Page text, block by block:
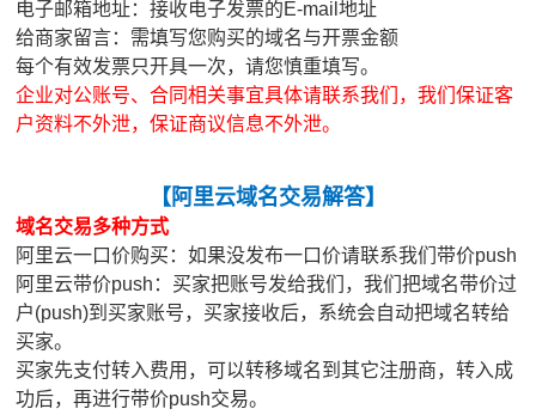
电子邮箱地址：接收电子发票的E-mail地址
给商家留言：需填写您购买的域名与开票金额
每个有效发票只开具一次，请您慎重填写。
企业对公账号、合同相关事宜具体请联系我们，我们保证客
户资料不外泄，保证商议信息不外泄。
【 阿里云域名交易解答】
域名交易多种方式
阿里云一口价购买：如果没发布一口价请联系我们带价push
阿里云带价push：买家把账号发给我们，我们把域名带价过
户(push)到买家账号，买家接收后，系统会自动把域名转给
买家。
买家先支付转入费用，可以转移域名到其它注册商，转入成
功后，再进行带价push交易。